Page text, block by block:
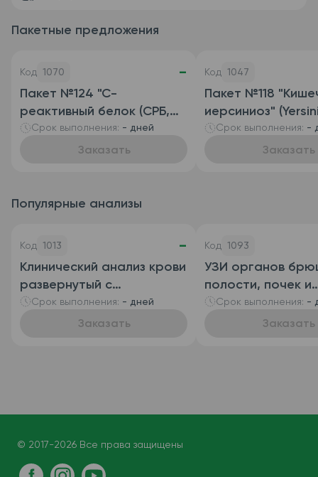
Пакетные предложения
Код 1070 -
Пакет №124 "С-
реактивный белок (СРБ,
CRP) и Клинический анализ
крови развернутый
Срок выполнения: - дней
Заказать
Код 1047
Пакет №118
иерсиниоз"
enterocolitica,
IgG и антитела
Срок выполнения: -
Заказать
Популярные анализы
Код 1013 -
Клинический анализ крови
развернутый с
определением
ретикулоцитов
Срок выполнения: - дней
Заказать
Код 1093
УЗИ органов
полости, почек и
мочевого пузыря
Срок выполнения: -
Заказать
© 2017-2026 Все права защищены